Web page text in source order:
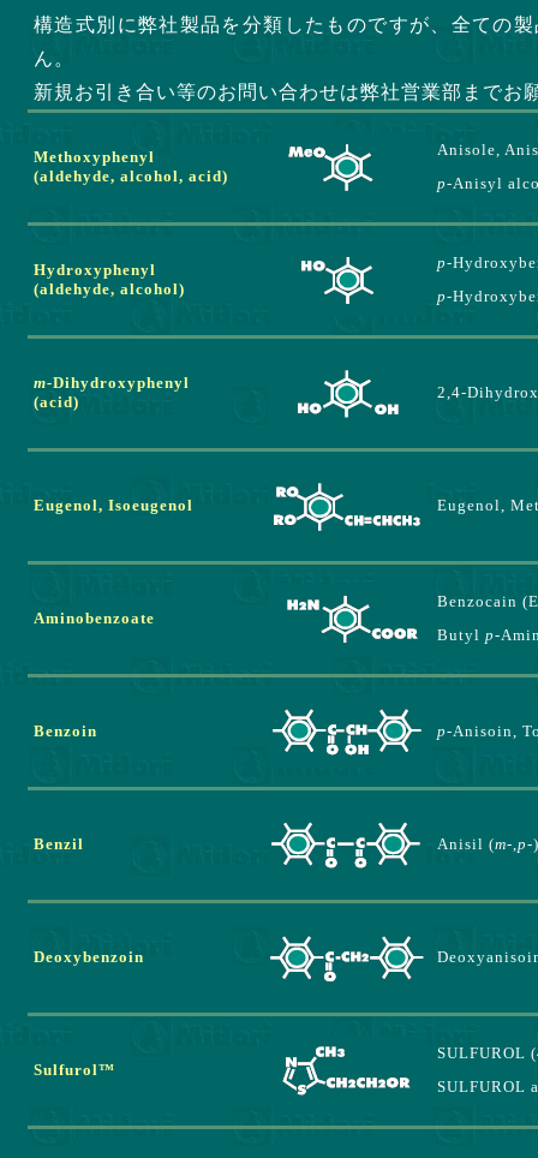
構造式別に弊社製品を分類したものですが、全ての
ん。
新規お引き合い等のお問い合わせは弊社営業部まで
Methoxyphenyl
(aldehyde, alcohol, acid)
Anisole,
p-Anisyl
Hydroxyphenyl
(aldehyde, alcohol)
p-
p-
m-Dihydroxyphenyl
(acid)
2,4-
Eugenol, Isoeugenol Eugenol,
Aminobenzoate
Benzocain
Butyl p-
Benzoin p-Anisoin,
Benzil Anisil (m-,p-
Deoxybenzoin
Sulfurol™
SULFUROL
SULFUROL